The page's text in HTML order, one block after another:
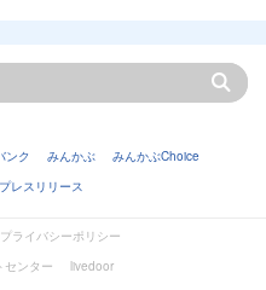
ンク みんかぶ
みんかぶChoice
プレスリリース
プライバシーポリシー
センター
livedoor